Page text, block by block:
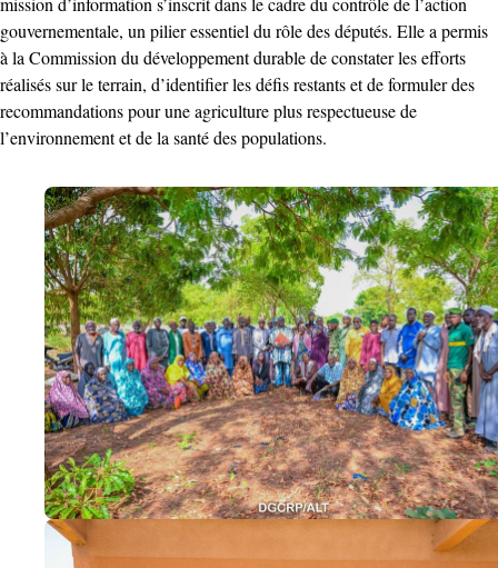
gouvernementale, un pilier essentiel du rôle des députés. Elle a permis
à la Commission du développement durable de constater les efforts
réalisés sur le terrain, d’identifier les défis restants et de formuler des
recommandations pour une agriculture plus respectueuse de
l’environnement et de la santé des populations.